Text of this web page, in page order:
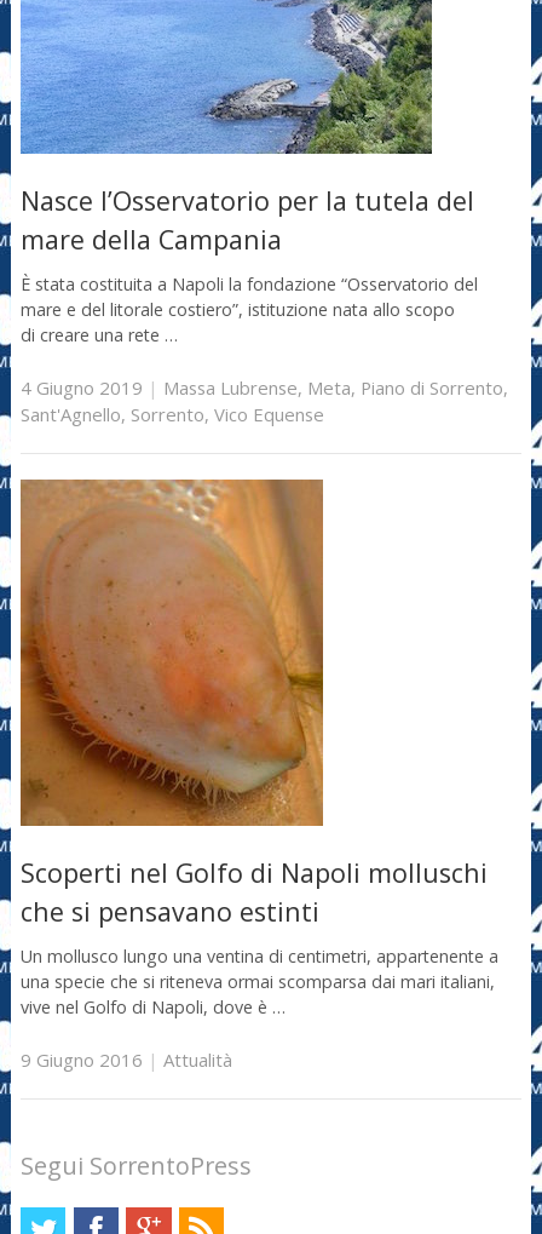
Nasce l’Osservatorio per la tutela del
mare della Campania
È stata costituita a Napoli la fondazione “Osservatorio del
mare e del litorale costiero”, istituzione nata allo scopo
di creare una rete …
4 Giugno 2019 | Massa Lubrense, Meta, Piano di Sorrento,
Sant'Agnello, Sorrento, Vico Equense
Scoperti nel Golfo di Napoli molluschi
che si pensavano estinti
Un mollusco lungo una ventina di centimetri, appartenente a
una specie che si riteneva ormai scomparsa dai mari italiani,
vive nel Golfo di Napoli, dove è …
9 Giugno 2016 | Attualità
Segui SorrentoPress